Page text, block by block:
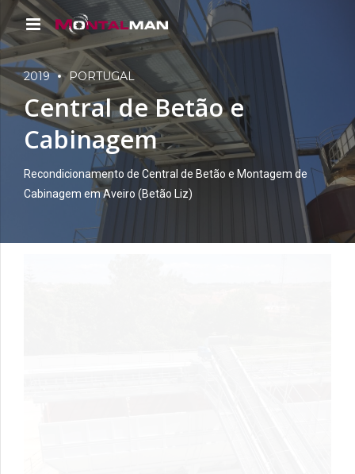
2019 PORTUGAL
Central de Betão e
Cabinagem
Recondicionamento de Central de Betão e Montagem de
Cabinagem em Aveiro (Betão Liz)